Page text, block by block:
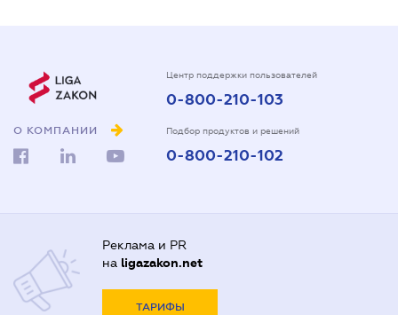
О КОМПАНИИ
Центр поддержки пользователей
0-800-210-103
Подбор продуктов и решений
0-800-210-102
Реклама и PR
на ligazakon.net
ТАРИФЫ